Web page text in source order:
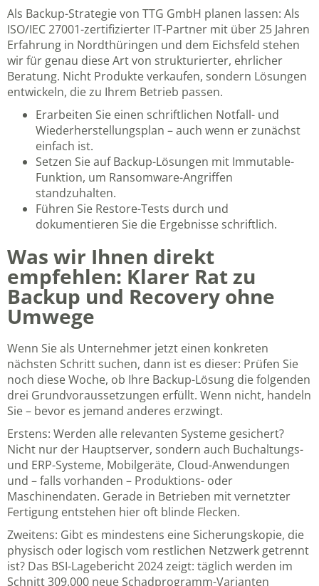
Als Backup-Strategie von TTG GmbH planen lassen: Als
ISO/IEC 27001-zertifizierter IT-Partner mit über 25 Jahren
Erfahrung in Nordthüringen und dem Eichsfeld stehen
wir für genau diese Art von strukturierter, ehrlicher
Beratung. Nicht Produkte verkaufen, sondern Lösungen
entwickeln, die zu Ihrem Betrieb passen.
Erarbeiten Sie einen schriftlichen Notfall- und
Wiederherstellungsplan – auch wenn er zunächst
einfach ist.
Setzen Sie auf Backup-Lösungen mit Immutable-
Funktion, um Ransomware-Angriffen
standzuhalten.
Führen Sie Restore-Tests durch und
dokumentieren Sie die Ergebnisse schriftlich.
Was wir Ihnen direkt
empfehlen: Klarer Rat zu
Backup und Recovery ohne
Umwege
Wenn Sie als Unternehmer jetzt einen konkreten
nächsten Schritt suchen, dann ist es dieser: Prüfen Sie
noch diese Woche, ob Ihre Backup-Lösung die folgenden
drei Grundvoraussetzungen erfüllt. Wenn nicht, handeln
Sie – bevor es jemand anderes erzwingt.
Erstens: Werden alle relevanten Systeme gesichert?
Nicht nur der Hauptserver, sondern auch Buchaltungs-
und ERP-Systeme, Mobilgeräte, Cloud-Anwendungen
und – falls vorhanden – Produktions- oder
Maschinendaten. Gerade in Betrieben mit vernetzter
Fertigung entstehen hier oft blinde Flecken.
Zweitens: Gibt es mindestens eine Sicherungskopie, die
physisch oder logisch vom restlichen Netzwerk getrennt
ist? Das BSI-Lagebericht 2024 zeigt: täglich werden im
Schnitt 309.000 neue Schadprogramm-Varianten